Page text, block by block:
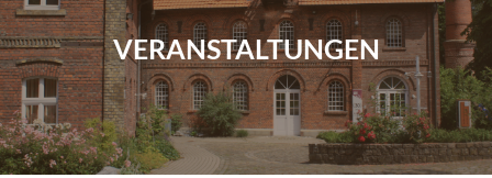
VERANSTALTUNGEN